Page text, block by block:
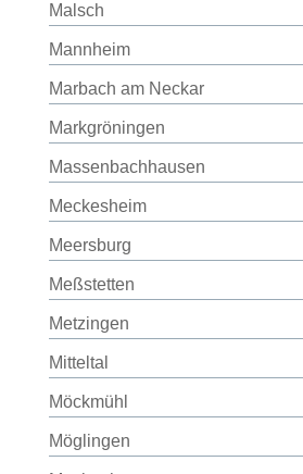
Malsch
Mannheim
Marbach am Neckar
Markgröningen
Massenbachhausen
Meckesheim
Meersburg
Meßstetten
Metzingen
Mitteltal
Möckmühl
Möglingen